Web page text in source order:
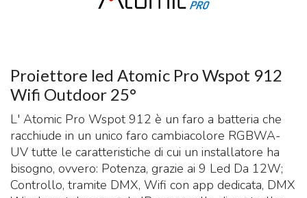
Proiettore led Atomic Pro Wspot 912
Wifi Outdoor 25°
L' Atomic Pro Wspot 912 è un faro a batteria che
racchiude in un unico faro cambiacolore RGBWA-
UV tutte le caratteristiche di cui un installatore ha
bisogno, ovvero: Potenza, grazie ai 9 Led Da 12W;
Controllo, tramite DMX, Wifi con app dedicata, DMX